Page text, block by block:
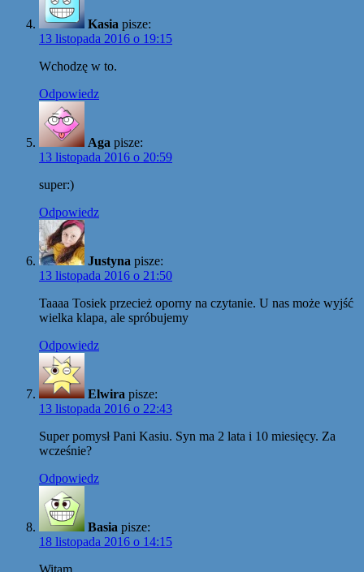
Kasia pisze:
13 listopada 2016 o 19:15
Wchodzę w to.
Odpowiedz
Aga pisze:
13 listopada 2016 o 20:59
super:)
Odpowiedz
Justyna pisze:
13 listopada 2016 o 21:50
Taaaa Tosiek przecież oporny na czytanie. U nas może wyjść
wielka klapa, ale spróbujemy
Odpowiedz
Elwira pisze:
13 listopada 2016 o 22:43
Super pomysł Pani Kasiu. Syn ma 2 lata i 10 miesięcy. Za
wcześnie?
Odpowiedz
Basia pisze:
18 listopada 2016 o 14:15